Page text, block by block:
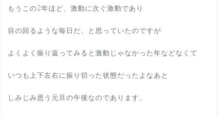
もうこの2年ほど、激動に次ぐ激動であり
目の回るような毎日だ、と思っていたのですが
よくよく振り返ってみると激動じゃなかった年などなくて
いつも上下左右に振り切った状態だったよなあと
しみじみ思う元旦の午後なのであります。